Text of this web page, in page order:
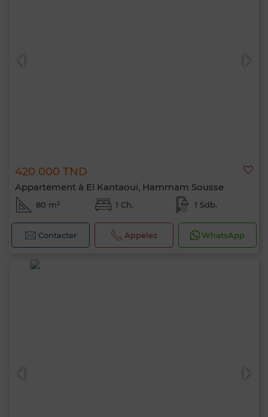
420 000 TND
Appartement à El Kantaoui, Hammam Sousse
80 m² 1 Ch. 1 Sdb.
Contacter Appelez WhatsApp